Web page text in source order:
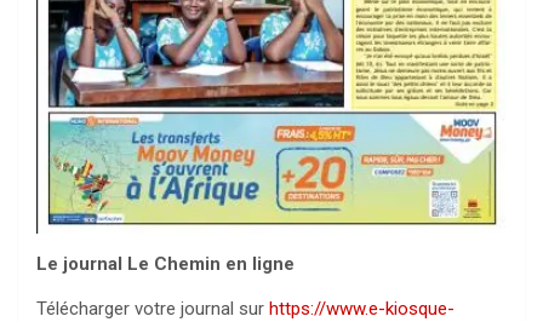
Le journal Le Chemin en ligne
Télécharger votre journal sur https://www.e-kiosque-